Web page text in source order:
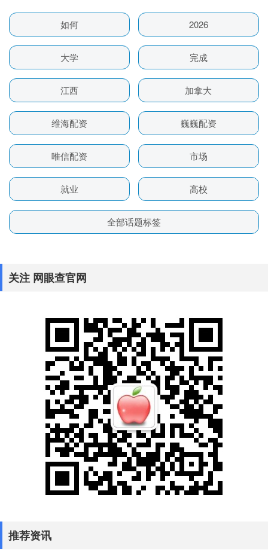
如何 2026
大学 完成
江西 加拿大
维海配资 巍巍配资
唯信配资 市场
就业 高校
全部话题标签
关注 网眼查官网
推荐资讯